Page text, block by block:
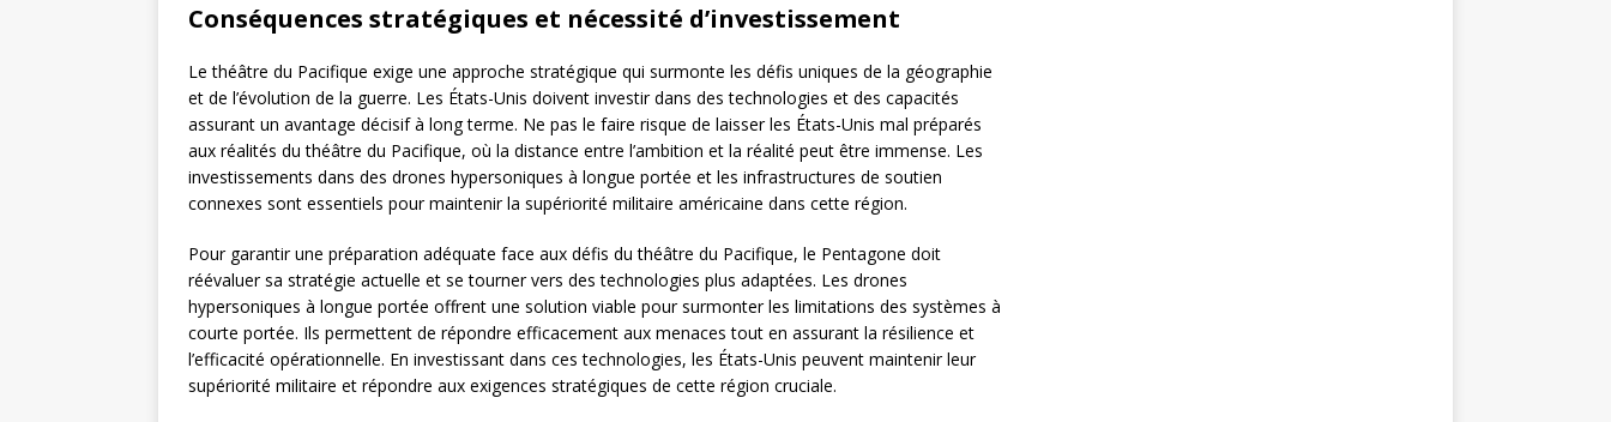
Conséquences stratégiques et nécessité d’investissement
Le théâtre du Pacifique exige une approche stratégique qui surmonte les défis uniques de la géographie
et de l’évolution de la guerre. Les États-Unis doivent investir dans des technologies et des capacités
assurant un avantage décisif à long terme. Ne pas le faire risque de laisser les États-Unis mal préparés
aux réalités du théâtre du Pacifique, où la distance entre l’ambition et la réalité peut être immense. Les
investissements dans des drones hypersoniques à longue portée et les infrastructures de soutien
connexes sont essentiels pour maintenir la supériorité militaire américaine dans cette région.
Pour garantir une préparation adéquate face aux défis du théâtre du Pacifique, le Pentagone doit
réévaluer sa stratégie actuelle et se tourner vers des technologies plus adaptées. Les drones
hypersoniques à longue portée offrent une solution viable pour surmonter les limitations des systèmes à
courte portée. Ils permettent de répondre efficacement aux menaces tout en assurant la résilience et
l’efficacité opérationnelle. En investissant dans ces technologies, les États-Unis peuvent maintenir leur
supériorité militaire et répondre aux exigences stratégiques de cette région cruciale.